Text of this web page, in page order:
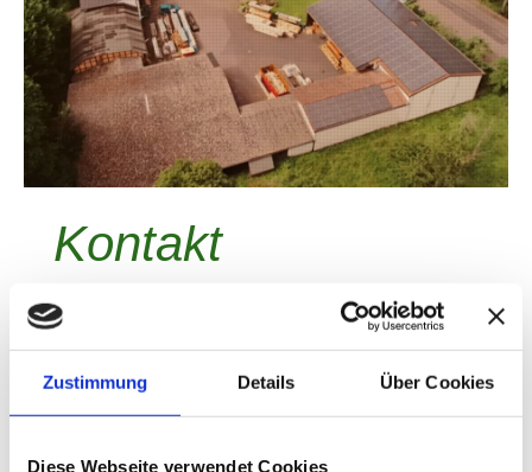
Zustimmung Details Über Cookies
Diese Webseite verwendet Cookies
Kontakt
Holzbau Batz GmbH
Telefon:05605 2540
E-Mail: info@holzbau-batz.de